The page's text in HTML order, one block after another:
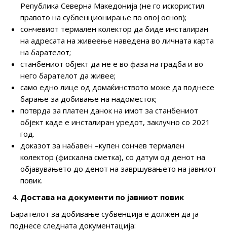
Република Северна Македонија (не го искористил
правото на субвенционирање по овој основ);
сончевиот термален колектор да биде инсталиран
на адресата на живеење наведена во личната карта
на барателот;
станбениот објект да не е во фаза на градба и во
него барателот да живее;
само едно лице од домаќинството може да поднесе
барање за добивање на надоместок;
потврда за платен данок на имот за станбениот
објект каде е инсталиран уредот, заклучно со 2021
год.
доказот за набавен –купен сончев термален
колектор (фискална сметка), со датум од денот на
објавувањето до денот на завршувањето на јавниот
повик.
Достава на документи по јавниот повик
Барателот за добивање субвенција е должен да ја
поднесе следната документација: